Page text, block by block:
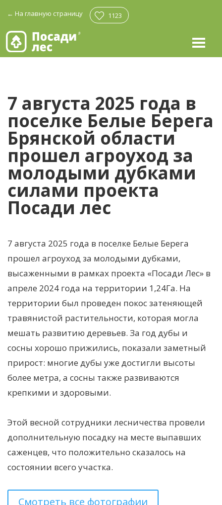
← На главную страницу 1123
7 августа 2025 года в
поселке Белые Берега
Брянской области
прошел агроуход за
молодыми дубками
силами проекта
Посади лес
7 августа 2025 года в поселке Белые Берега
прошел агроуход за молодыми дубками,
высаженными в рамках проекта «Посади Лес» в
апреле 2024 года на территории 1,24Га. На
территории был проведен покос затеняющей
травянистой растительности, которая могла
мешать развитию деревьев. За год дубы и
сосны хорошо прижились, показали заметный
прирост: многие дубы уже достигли высоты
более метра, а сосны также развиваются
крепкими и здоровыми.
Этой весной сотрудники лесничества провели
дополнительную посадку на месте выпавших
саженцев, что положительно сказалось на
состоянии всего участка.
Смотреть все фотографии